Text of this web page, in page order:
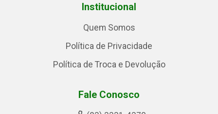
Institucional
Quem Somos
Política de Privacidade
Política de Troca e Devolução
Fale Conosco